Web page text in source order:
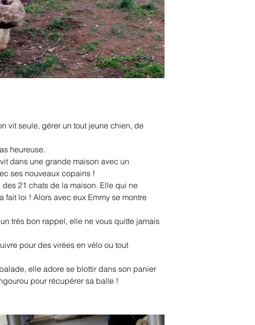
vit seule, gérer un tout jeune chien, de
heureuse.
dans une grande maison avec un
ses nouveaux copains !
21 chats de la maison. Elle qui ne
loi ! Alors avec eux Emmy se montre
très bon rappel, elle ne vous quitte jamais
pour des virées en vélo ou tout
elle adore se blottir dans son panier
pour récupérer sa balle !